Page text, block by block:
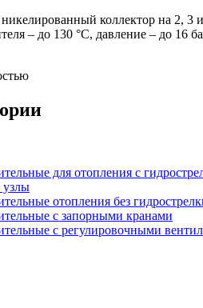
коллектор на 2, 3
– до 130 °С, давление – до 16
для отопления с
узлы
отопления без
с запорными кранами
с регулировочными